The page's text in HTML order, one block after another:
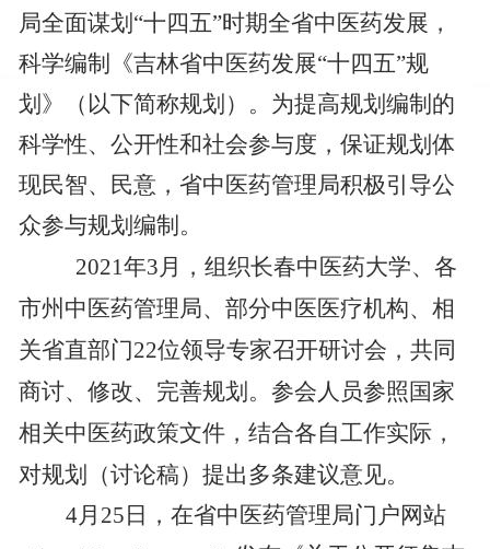
局全面谋划“十四五”时期全省中医药发展，
科学编制《吉林省中医药发展“十四五”规
划》（以下简称规划）。为提高规划编制的
科学性、公开性和社会参与度，保证规划体
现民智、民意，省中医药管理局积极引导公
众参与规划编制。
2021年3 月，组织长春中医药大学、各
市州中医药管理局、部分中医医疗机构、相
关省直部门22位领导专家召开研讨会，共同
商讨、修改、完善规划。参会人员参照国家
相关中医药政策文件，结合各自工作实际，
对规划（讨论稿）提出多条建议意见。
4月 25 日，在省中医药管理局门户网站